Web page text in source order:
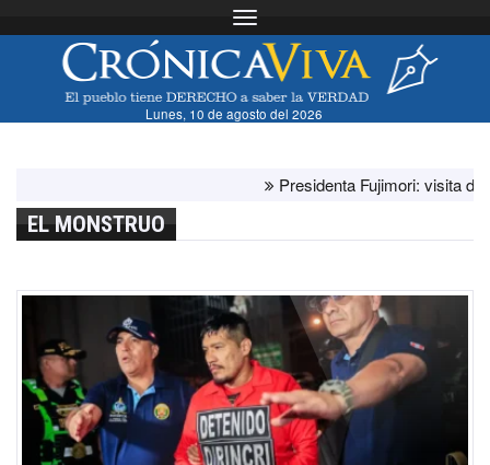
Toggle navigation
Lunes, 10 de agosto del 2026
Presidenta Fujimori: visita del
EL MONSTRUO